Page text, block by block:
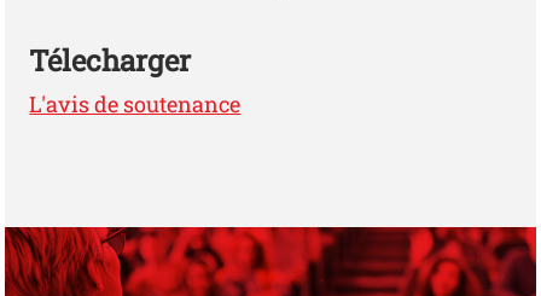
Télecharger
L'avis de soutenance